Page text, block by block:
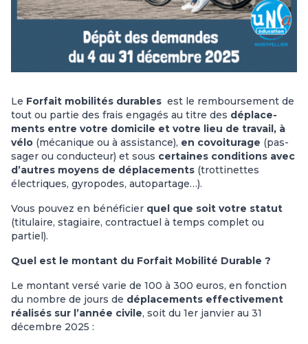
Le For­fait mobi­li­tés dura­bles est le rem­bour­se­ment de
tout ou partie des frais enga­gés au titre des dépla­ce­
ments entre votre domi­cile et votre lieu de tra­vail, à
vélo (mécanique ou à assistance), en covoi­tu­rage (pas­
sa­ger ou conduc­teur) et sous certaines conditions avec
d’autres moyens de déplacements (trottinettes
électriques, gyropodes, autopartage…).
Vous pouvez en bénéficier quel que soit votre statut
(titulaire, stagiaire, contractuel à temps complet ou
partiel).
Quel est le montant du Forfait Mobilité Durable ?
Le montant versé varie de 100 à 300 euros, en fonction
du nombre de jours de déplacements effectivement
réalisés sur l’année civile, soit du 1er janvier au 31
décembre 2025 :